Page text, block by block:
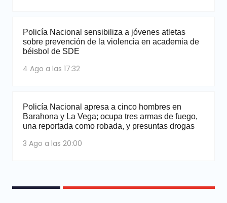
Policía Nacional sensibiliza a jóvenes atletas
sobre prevención de la violencia en academia de
béisbol de SDE
4 Ago a las 17:32
Policía Nacional apresa a cinco hombres en
Barahona y La Vega; ocupa tres armas de fuego,
una reportada como robada, y presuntas drogas
3 Ago a las 20:00